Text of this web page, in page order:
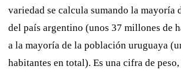
variedad se calcula sumando la mayoría
del país argentino (unos 37 millones de
a la mayoría de la población uruguaya
habitantes en total). Es una cifra de